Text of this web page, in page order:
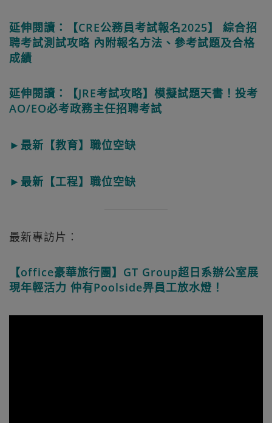
延伸閱讀：【CRE公務員考試報名2025】 綜合招
聘考試測試攻略 內附報名方法、參考試題及合格
成績
延伸閱讀：【JRE考試攻略】模擬試題天書！投考
AO/EO必考政務主任招聘考試
►最新【教育】職位空缺
►最新【工程】職位空缺
最新專訪片︰
【office豪華旅行團】GT Group超日系辦公室展
現年輕活力 仲有Poolside畀員工放水燈！